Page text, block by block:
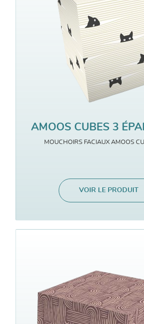
AMOOS CUBES 3
MOUCHOIRS FACIAUX AMOOS
VOIR LE PRODUIT